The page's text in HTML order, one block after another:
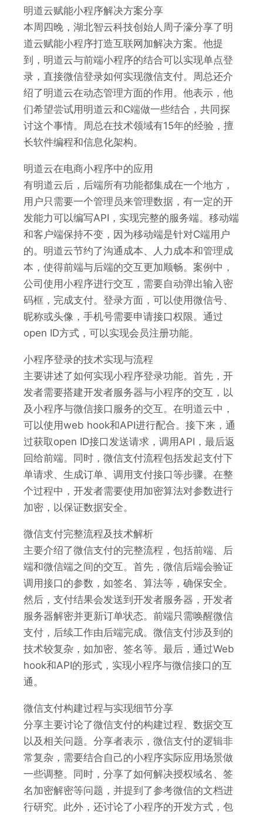
明道云赋能小程序解决方案分享
本周四晚，湖北智云科技创始人周子濠分享了明
道云赋能小程序打造互联网加解决方案。他提
到，明道云与前端小程序的结合可以实现单点登
录，直接微信登录如何实现微信支付。周总还介
绍了明道云在动态管理方面的作用。他表示，他
们希望尝试用明道云和C端做一些结合，共同探
讨这个事情。周总在技术领域有15年的经验，擅
长软件编程和信息化架构。
明道云在电商小程序中的应用
有明道云后，后端所有功能都集成在一个地方，
用户只需要一个管理员来管理数据，有一定的开
发能力可以编写API，实现完整的服务端。移动端
和客户端保持不变，因为移动端是针对C端用户
的。明道云节约了沟通成本、人力成本和管理成
本，使得前端与后端的交互更加顺畅。案例中，
公司使用小程序进行交互，需要自动弹出输入密
码框，完成支付。登录方面，可以使用微信号、
昵称或头像，手机号需要申请接口权限。通过
open ID方式，可以实现会员注册功能。
小程序登录的技术实现与流程
主要讲述了如何实现小程序登录功能。首先，开
发者需要搭建开发者服务器与小程序的交互，以
及小程序与微信接口服务的交互。在明道云中，
可以使用web hook和API进行配合。接下来，通
过获取open ID接口发送请求，调用API，最后返
回给前端。同时，微信支付流程包括发起支付下
单请求、生成订单、调用支付接口等步骤。在整
个过程中，开发者需要使用加密算法对参数进行
加密，以保证数据安全。
微信支付完整流程及技术解析
主要介绍了微信支付的完整流程，包括前端、后
端和微信端之间的交互。首先，微信后端会验证
调用接口的参数，如签名、算法等，确保安全。
然后，支付结果会发送到开发者服务器，开发者
服务器解密并更新订单状态。前端只需唤醒微信
支付，后续工作由后端完成。微信支付涉及到的
技术较复杂，如加密、签名等。最后，通过Web
hook和API的形式，实现小程序与微信接口的互
通。
微信支付构建过程与实现细节分享
分享主要讨论了微信支付的构建过程、数据交互
以及相关问题。分享者表示，微信支付的逻辑非
常复杂，需要结合自己的小程序实际应用场景做
一些调整。同时，分享了如何解决授权域名、签
名加密解密等问题，并提到了参考微信的文档进
行研究。此外，还讨论了小程序的开发方式，包